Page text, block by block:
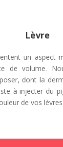
Lèvre
un aspect
de volume.
dont la
à injecter du
de vos